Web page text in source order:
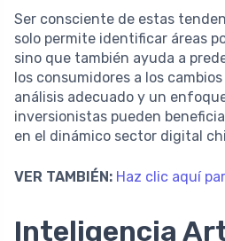
Ser consciente de estas
solo permite identificar áreas
sino que también ayuda a
los consumidores a los
análisis adecuado y un
inversionistas pueden
en el dinámico sector digital
VER TAMBIÉN: Haz clic aquí
Inteligencia